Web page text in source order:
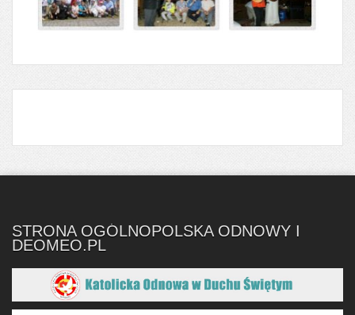
STRONA OGÓLNOPOLSKA ODNOWY I
DEOMEO.PL